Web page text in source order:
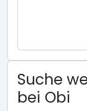
Suche
bei Obi